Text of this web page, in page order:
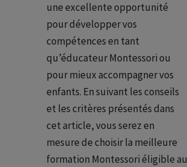
une excellente opportunité
pour développer vos
compétences en tant
qu’éducateur Montessori ou
pour mieux accompagner vos
enfants. En suivant les conseils
et les critères présentés dans
cet article, vous serez en
mesure de choisir la meilleure
formation Montessori éligible au